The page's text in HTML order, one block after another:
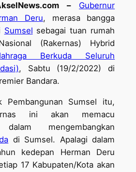
–
Gubernur
Deru, merasa bangga
Sumsel sebagai tuan rumah
(Rakernas) Hybrid
Berkuda Seluruh
, Sabtu (19/2/2022) di
Bandara.
Pembangunan Sumsel itu,
ini akan memacu
dalam mengembangkan
di Sumsel. Apalagi dalam
kedepan Herman Deru
17 Kabupaten/Kota akan